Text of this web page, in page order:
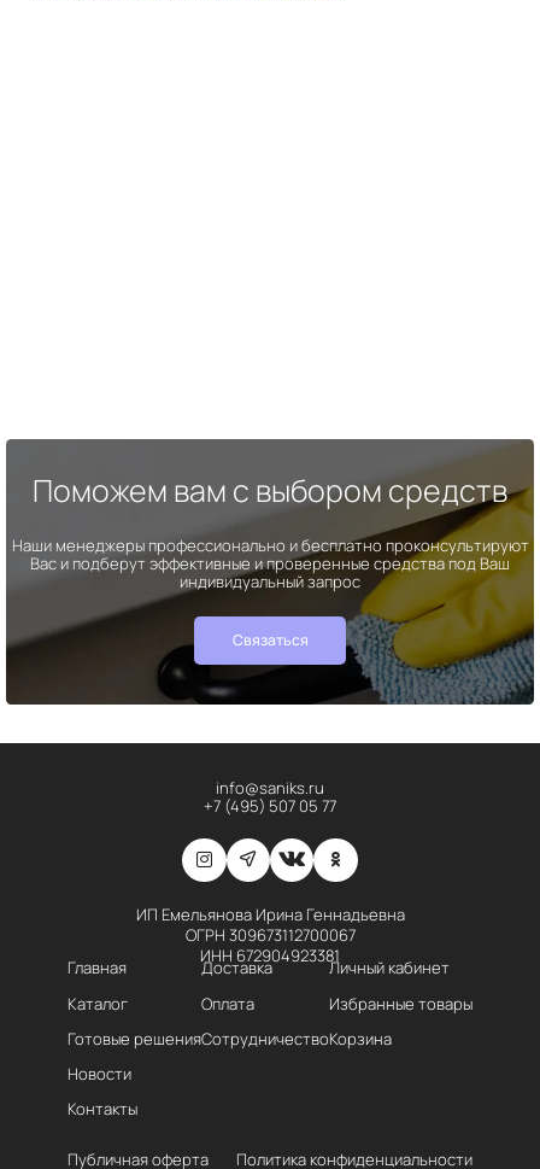
Поможем вам с выбором средств
Наши менеджеры профессионально и бесплатно проконсультируют
Вас и подберут эффективные и проверенные средства под Ваш
индивидуальный запрос
Связаться
info@saniks.ru
+7 (495) 507 05 77
ИП Емельянова Ирина Геннадьевна
ОГРН 309673112700067
ИНН 672904923381
Главная
Каталог
Готовые решения
Новости
Контакты
Доставка
Оплата
Сотрудничество
Личный кабинет
Избранные товары
Корзина
Публичная оферта Политика конфиденциальности